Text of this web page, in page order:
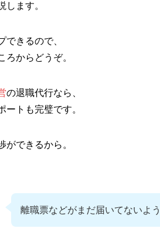
します。
できるので、
ろからどうぞ。
の退職代行なら、
ートも完璧です。
ができるから。
離職票などがまだ届いてないよ